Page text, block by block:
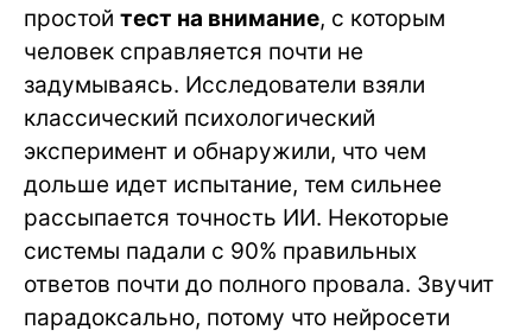
простой тест на внимание, с которым
человек справляется почти не
задумываясь. Исследователи взяли
классический психологический
эксперимент и обнаружили, что чем
дольше идет испытание, тем сильнее
рассыпается точность ИИ. Некоторые
системы падали с 90% правильных
ответов почти до полного провала. Звучит
парадоксально, потому что нейросети